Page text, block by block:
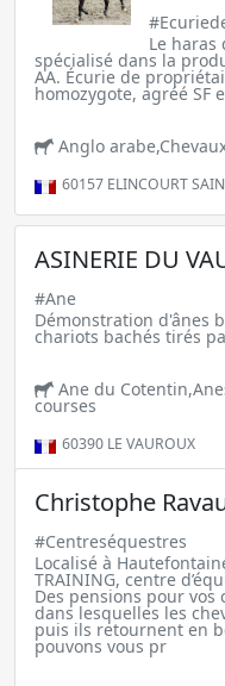
Le haras
spécialisé dans la
AA. Écurie de
homozygote, agréé SF
Anglo
60157 ELINCOURT
ASINERIE DU
#Ane
Démonstration d'ânes
chariots bachés tirés
Ane du
courses
60390 LE VAUROUX
Christophe
#Centreséquestres
Localisé à
TRAINING, centre
Des pensions pour vos
dans lesquelles les
puis ils retournent en
pouvons vous pr